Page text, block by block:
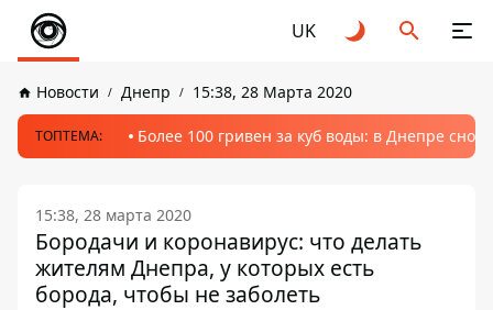
UK
Новости Днепр 15:38, 28 Марта 2020
ТОПТЕМА: Более 100 гривен за куб воды: в Днепре
15:38, 28 марта 2020
Бородачи и коронавирус: что делать
жителям Днепра, у которых есть
борода, чтобы не заболеть